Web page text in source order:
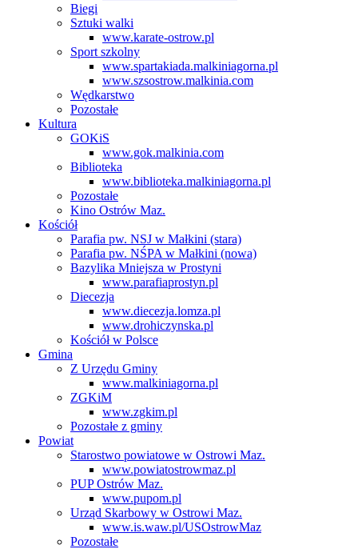
Biegi
Sztuki walki
www.karate-ostrow.pl
Sport szkolny
www.spartakiada.malkiniagorna.pl
www.szsostrow.malkinia.com
Wędkarstwo
Pozostałe
Kultura
GOKiS
www.gok.malkinia.com
Biblioteka
www.biblioteka.malkiniagorna.pl
Pozostałe
Kino Ostrów Maz.
Kościół
Parafia pw. NSJ w Małkini (stara)
Parafia pw. NŚPA w Małkini (nowa)
Bazylika Mniejsza w Prostyni
www.parafiaprostyn.pl
Diecezja
www.diecezja.lomza.pl
www.drohiczynska.pl
Kościół w Polsce
Gmina
Z Urzędu Gminy
www.malkiniagorna.pl
ZGKiM
www.zgkim.pl
Pozostałe z gminy
Powiat
Starostwo powiatowe w Ostrowi Maz.
www.powiatostrowmaz.pl
PUP Ostrów Maz.
www.pupom.pl
Urząd Skarbowy w Ostrowi Maz.
www.is.waw.pl/USOstrowMaz
Pozostałe